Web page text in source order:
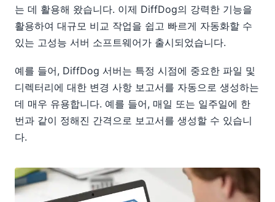
는 데 활용해 왔습니다. 이제 DiffDog의 강력한 기능을
활용하여 대규모 비교 작업을 쉽고 빠르게 자동화할 수
있는 고성능 서버 소프트웨어가 출시되었습니다.
예를 들어, DiffDog 서버는 특정 시점에 중요한 파일 및
디렉터리에 대한 변경 사항 보고서를 자동으로 생성하는
데 매우 유용합니다. 예를 들어, 매일 또는 일주일에 한
번과 같이 정해진 간격으로 보고서를 생성할 수 있습니
다.